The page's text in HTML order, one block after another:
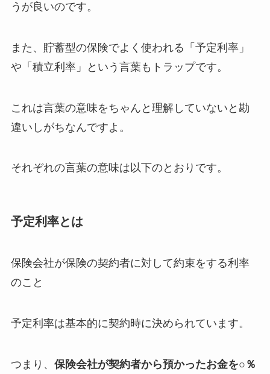
うが良いのです。
また、貯蓄型の保険でよく使われる「予定利率」
や「積立利率」という言葉もトラップです。
これは言葉の意味をちゃんと理解していないと勘
違いしがちなんですよ。
それぞれの言葉の意味は以下のとおりです。
予定利率とは
保険会社が保険の契約者に対して約束をする利率
のこと
予定利率は基本的に契約時に決められています。
つまり、 保険会社が契約者から預かったお金を○％